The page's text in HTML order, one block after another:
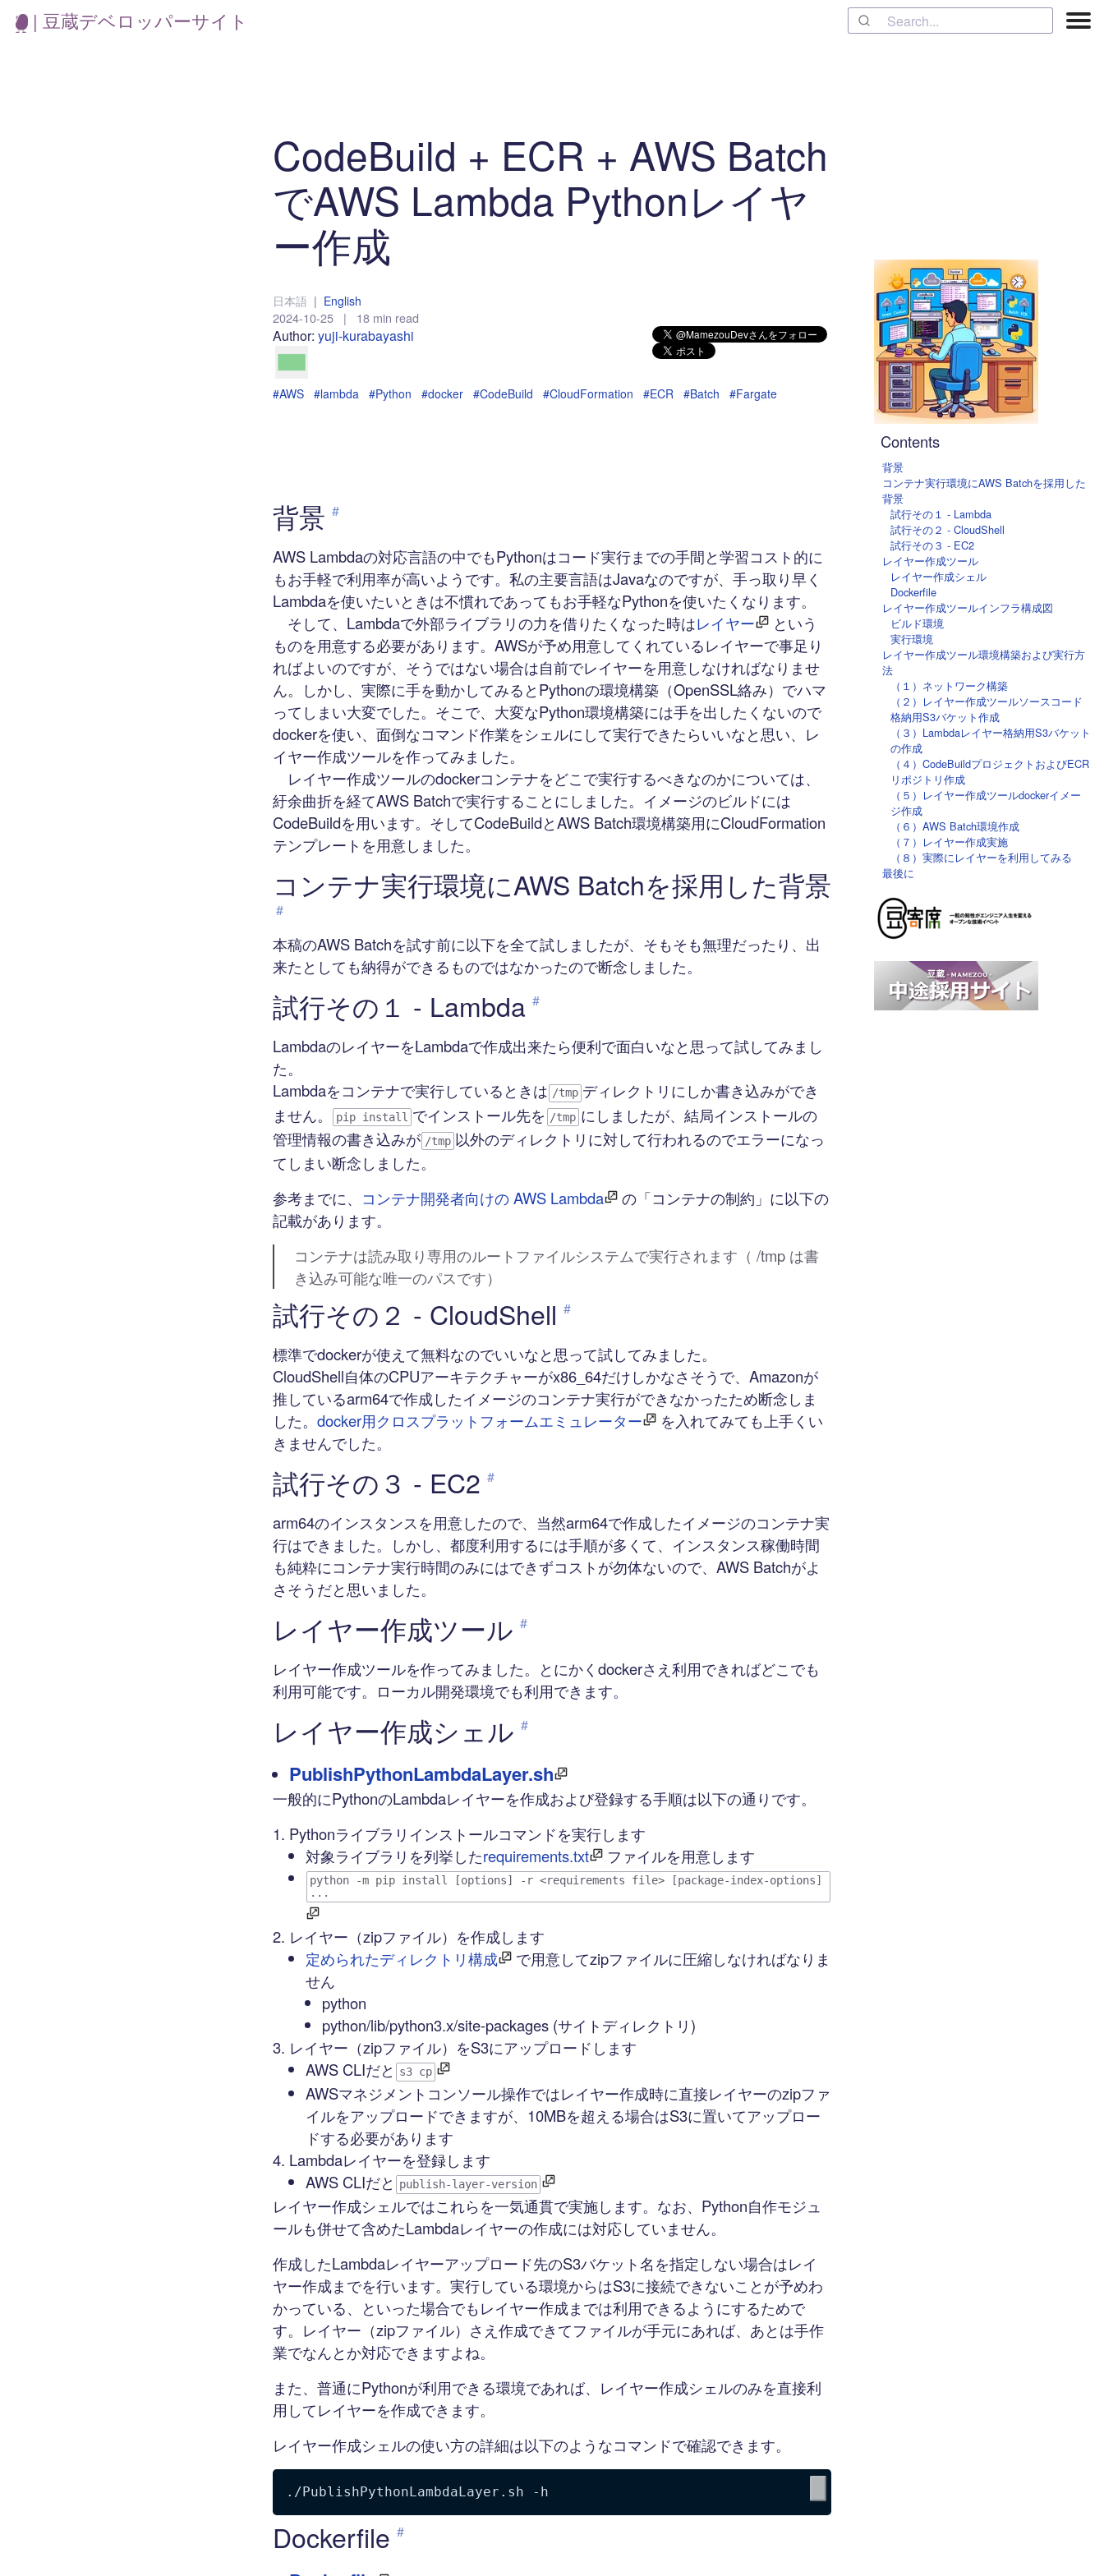
| 豆蔵デベロッパーサイト
Contents
背景
コンテナ実行環境にAWS Batchを採用した
背景
試行その１ - Lambda
試行その２ - CloudShell
試行その３ - EC2
レイヤー作成ツール
レイヤー作成シェル
Dockerfile
レイヤー作成ツールインフラ構成図
ビルド環境
実行環境
レイヤー作成ツール環境構築および実行方
法
（１）ネットワーク構築
（２）レイヤー作成ツールソースコード
格納用S3バケット作成
（３）Lambdaレイヤー格納用S3バケット
の作成
（４）CodeBuildプロジェクトおよびECR
リポジトリ作成
（５）レイヤー作成ツールdockerイメー
ジ作成
（６）AWS Batch環境作成
（７）レイヤー作成実施
（８）実際にレイヤーを利用してみる
最後に
CodeBuild + ECR + AWS Batch
でAWS Lambda Pythonレイヤ
ー作成
日本語 | English
2024-10-25 | 18 min read
Author: yuji-kurabayashi
#AWS #lambda #Python #docker #CodeBuild #CloudFormation #ECR #Batch #Fargate
背景 #
AWS Lambdaの対応言語の中でもPythonはコード実行までの手間と学習コスト的に
もお手軽で利用率が高いようです。私の主要言語はJavaなのですが、手っ取り早く
Lambdaを使いたいときは不慣れであってもお手軽なPythonを使いたくなります。
そして、Lambdaで外部ライブラリの力を借りたくなった時はレイヤー
という
ものを用意する必要があります。AWSが予め用意してくれているレイヤーで事足り
ればよいのですが、そうではない場合は自前でレイヤーを用意しなければなりませ
ん。しかし、実際に手を動かしてみるとPythonの環境構築（OpenSSL絡み）でハマ
ってしまい大変でした。そこで、大変なPython環境構築には手を出したくないので
dockerを使い、面倒なコマンド作業をシェルにして実行できたらいいなと思い、レ
イヤー作成ツールを作ってみました。
レイヤー作成ツールのdockerコンテナをどこで実行するべきなのかについては、
紆余曲折を経てAWS Batchで実行することにしました。イメージのビルドには
CodeBuildを用います。そしてCodeBuildとAWS Batch環境構築用にCloudFormation
テンプレートを用意しました。
コンテナ実行環境にAWS Batchを採用した背景
#
本稿のAWS Batchを試す前に以下を全て試しましたが、そもそも無理だったり、出
来たとしても納得ができるものではなかったので断念しました。
試行その１ - Lambda #
LambdaのレイヤーをLambdaで作成出来たら便利で面白いなと思って試してみまし
た。
Lambdaをコンテナで実行しているときは /tmp ディレクトリにしか書き込みができ
ません。
pip install でインストール先を /tmp にしましたが、結局インストールの
管理情報の書き込みが /tmp 以外のディレクトリに対して行われるのでエラーになっ
てしまい断念しました。
参考までに、 コンテナ開発者向けの AWS Lambda
の「コンテナの制約」に以下の
記載があります。
コンテナは読み取り専用のルートファイルシステムで実行されます（ /tmp は書
き込み可能な唯一のパスです）
試行その２ - CloudShell #
標準でdockerが使えて無料なのでいいなと思って試してみました。
CloudShell自体のCPUアーキテクチャーがx86_64だけしかなさそうで、Amazonが
推しているarm64で作成したイメージのコンテナ実行ができなかったため断念しま
した。 docker用クロスプラットフォームエミュレーター
を入れてみても上手くい
きませんでした。
試行その３ - EC2 #
arm64のインスタンスを用意したので、当然arm64で作成したイメージのコンテナ実
行はできました。しかし、都度利用するには手順が多くて、インスタンス稼働時間
も純粋にコンテナ実行時間のみにはできずコストが勿体ないので、AWS Batchがよ
さそうだと思いました。
レイヤー作成ツール #
レイヤー作成ツールを作ってみました。とにかくdockerさえ利用できればどこでも
利用可能です。ローカル開発環境でも利用できます。
レイヤー作成シェル #
PublishPythonLambdaLayer.sh
一般的にPythonのLambdaレイヤーを作成および登録する手順は以下の通りです。
Pythonライブラリインストールコマンドを実行します
対象ライブラリを列挙したrequirements.txt ファイルを用意します
python -m pip install [options] -r <requirements file> [package-index-options]
...
レイヤー（zipファイル）を作成します
定められたディレクトリ構成
で用意してzipファイルに圧縮しなければなりま
せん
python
python/lib/python3.x/site-packages (サイトディレクトリ)
レイヤー（zipファイル）をS3にアップロードします
AWS CLIだと
s3 cp
AWSマネジメントコンソール操作ではレイヤー作成時に直接レイヤーのzipファ
イルをアップロードできますが、10MBを超える場合はS3に置いてアップロー
ドする必要があります
Lambdaレイヤーを登録します
AWS CLIだと
publish-layer-version
レイヤー作成シェルではこれらを一気通貫で実施します。なお、Python自作モジュ
ールも併せて含めたLambdaレイヤーの作成には対応していません。
作成したLambdaレイヤーアップロード先のS3バケット名を指定しない場合はレイ
ヤー作成までを行います。実行している環境からはS3に接続できないことが予めわ
かっている、といった場合でもレイヤー作成までは利用できるようにするためで
す。レイヤー（zipファイル）さえ作成できてファイルが手元にあれば、あとは手作
業でなんとか対応できますよね。
また、普通にPythonが利用できる環境であれば、レイヤー作成シェルのみを直接利
用してレイヤーを作成できます。
レイヤー作成シェルの使い方の詳細は以下のようなコマンドで確認できます。
./PublishPythonLambdaLayer.sh -h
Dockerfile #